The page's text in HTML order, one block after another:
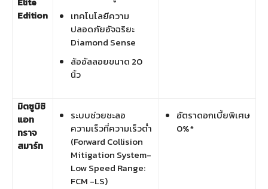
Edition
เทคโนโลยีความ
ปลอดภัยอัจฉริยะ
Diamond Sense
ล้ออัลลอยขนาด 20
นิ้ว
มิตซูบิชิ
แอท
ทราจ
สมาร์ท
ระบบช่วยชะลอ
ความเร็วที่ความเร็วต่ำ
(Forward Collision
Mitigation System-
Low Speed Range:
FCM -LS)
อัตราดอกเบี้ยพิเศษ
0%*